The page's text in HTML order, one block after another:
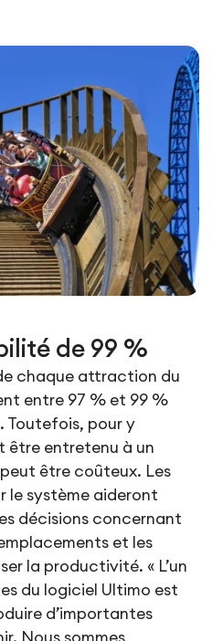
de 99 %
chaque attraction du
entre 97 % et 99 %
Toutefois, pour y
être entretenu à un
être coûteux. Les
le système aideront
décisions concernant
et les
la productivité. « L’un
du logiciel Ultimo est
d’importantes
Nous sommes